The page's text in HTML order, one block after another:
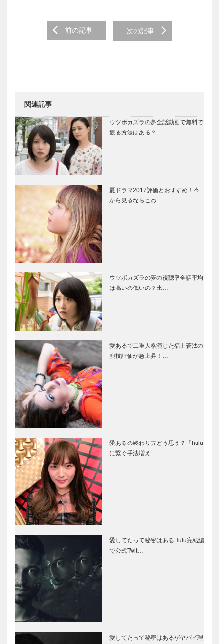
Post navigation
前の記事 次の記事
関連記事
ウツボカズラの夢全話動画で無料で
観る方法はある？「…
夏ドラマ2017評価とおすすめ！今
から見るならこの…
ウツボカズラの夢の視聴率全話平均
は高いの低いの？比…
愛あるで二重人格演じた福士蒼汰の
演技評価が急上昇！…
愛あるの終わり方どう思う？「hulu
に繋ぐ手法増え…
愛してたって秘密はあるHulu完結編
で公式Twit…
愛してたって秘密はあるがヤバイ理